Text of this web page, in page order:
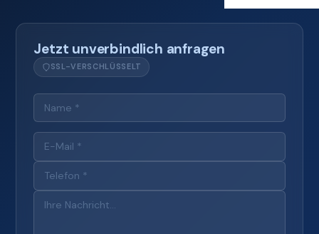
Jetzt unverbindlich anfragen
SSL-VERSCHLÜSSELT